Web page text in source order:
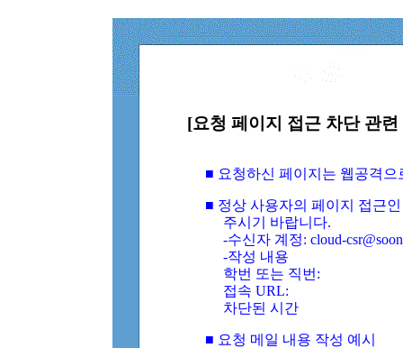
[요청 페이지 접근 차단 관
■ 요청하신 페이지는 웹공격
■ 정상 사용자의 페이지 접근
주시기 바랍니다.
-수신자 계정: cloud-
-작성 내용
학번 또는 직번:
접속 URL:
차단된 시간
■ 요청 메일 내용 작성 예시